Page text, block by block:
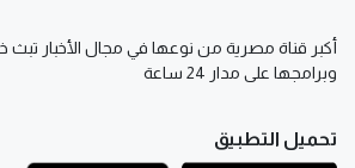
أكبر قناة مصرية من نوعها في مجال الأخبار تبث
وبرامجها على مدار 24 ساعة
تحميل التطبيق